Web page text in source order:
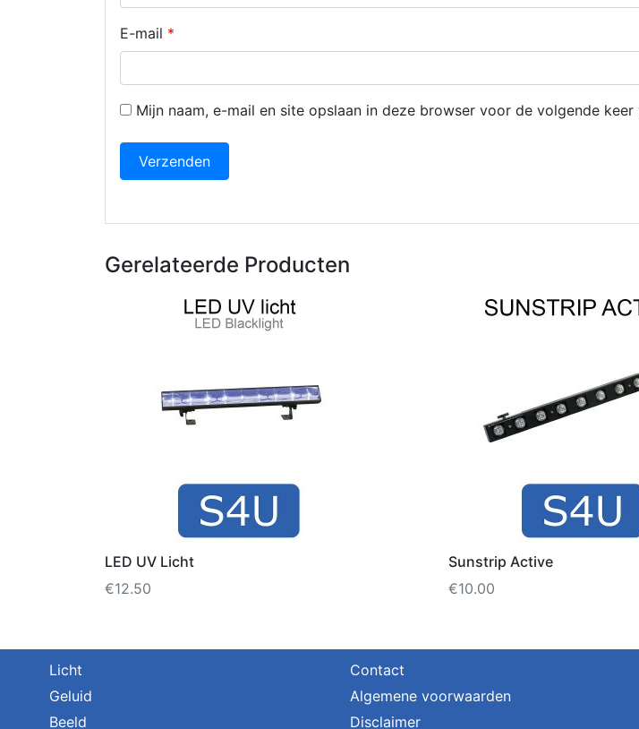
E-mail *
Mijn naam, e-mail en site opslaan in deze browser voor de volgende
Gerelateerde Producten
LED UV Licht
€12.50
Sunstrip Active
€10.00
Licht
Geluid
Beeld
Contact
Algemene voorwaarden
Disclaimer